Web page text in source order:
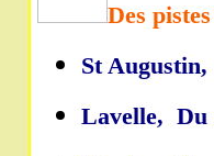
Des
St
Lavelle, Du